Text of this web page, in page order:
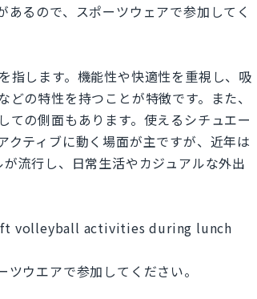
るので、スポーツウェアで参加してく
指します。機能性や快適性を重視し、吸
の特性を持つことが特徴です。また、
ての側面もあります。使えるシチュエー
クティブに動く場面が主ですが、近年は
流行し、日常生活やカジュアルな外出
volleyball activities during lunch
ウエアで参加してください。